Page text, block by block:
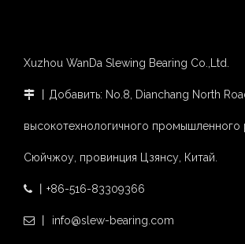
Xuzhou WanDa Slewing Bearing Co.,Ltd.
 丨Добавить: No.8, Dianchang North
высокотехнологичного промышленного
Сюйчжоу, провинция Цзянсу, Китай.
 丨+86-516-83309366
 丨 info@slew-bearing.com